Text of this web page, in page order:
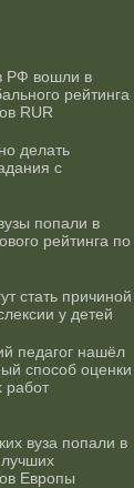
РФ вошли в
рейтинга
RUR
делать
с
попали в
рейтинга по
стать причиной
у детей
педагог нашёл
способ оценки
работ
вуза попали в
Европы